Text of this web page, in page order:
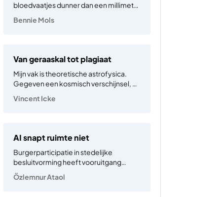
bloedvaatjes dunner dan een millimeter
het herstellen van een verminkt gezicht
Dalibor Vasilic van het Erasmus MC in
Rotterdam heeft een visionair…
Bennie Mols
Van geraaskal tot plagiaat
Mijn vak is theoretische astrofysica.
Gegeven een kosmisch verschijnsel, wil
achter?” of scherper: “Hoe werkt het?”
veronderstelling, een hypothese, die
vervolgens wordt…
Vincent Icke
AI snapt ruimte niet
Burgerparticipatie in stedelijke
besluitvorming heeft vooruitgang
geboekt sinds de jaren ’60. De multi-
perspectiefbenadering in stedelijke
Özlemnur Ataol